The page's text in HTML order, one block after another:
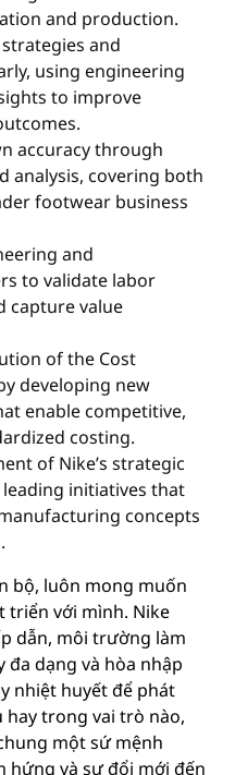
and production.
and
using engineering
to improve
accuracy through
analysis, covering both
footwear business
and
to validate labor
capture value
of the Cost
developing new
enable competitive,
costing.
of Nike’s strategic
initiatives that
concepts
bộ, luôn mong muốn
triển với mình. Nike
dẫn, môi trường làm
đa dạng và hòa nhập
nhiệt huyết để phát
hay trong vai trò nào,
một sứ mệnh
hứng và sự đổi mới đến